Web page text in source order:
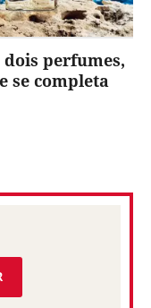
dois perfumes,
se completa